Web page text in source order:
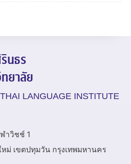
นธร
ยาลัย
LANGUAGE INSTITUTE
าวิชช์ 1
ม่ เขตปทุมวัน กรุงเทพมหานคร